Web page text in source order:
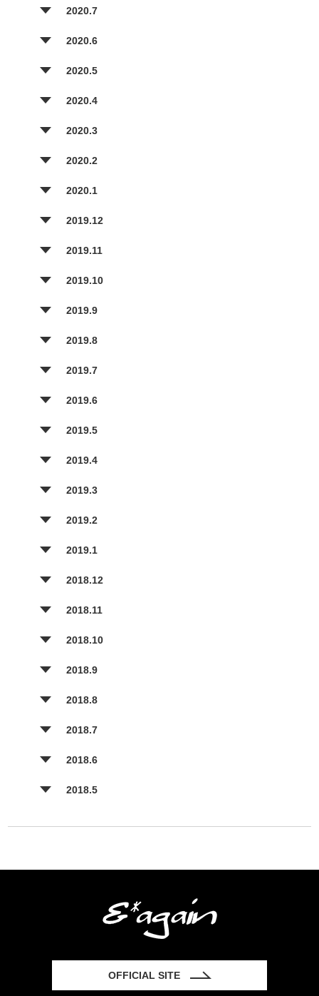
2020.7
2020.6
2020.5
2020.4
2020.3
2020.2
2020.1
2019.12
2019.11
2019.10
2019.9
2019.8
2019.7
2019.6
2019.5
2019.4
2019.3
2019.2
2019.1
2018.12
2018.11
2018.10
2018.9
2018.8
2018.7
2018.6
2018.5
OFFICIAL SITE